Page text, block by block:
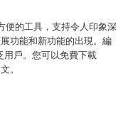
便的工具，支持令人印象深
功能和新功能的出現。編
用戶。您可以免費下載
。